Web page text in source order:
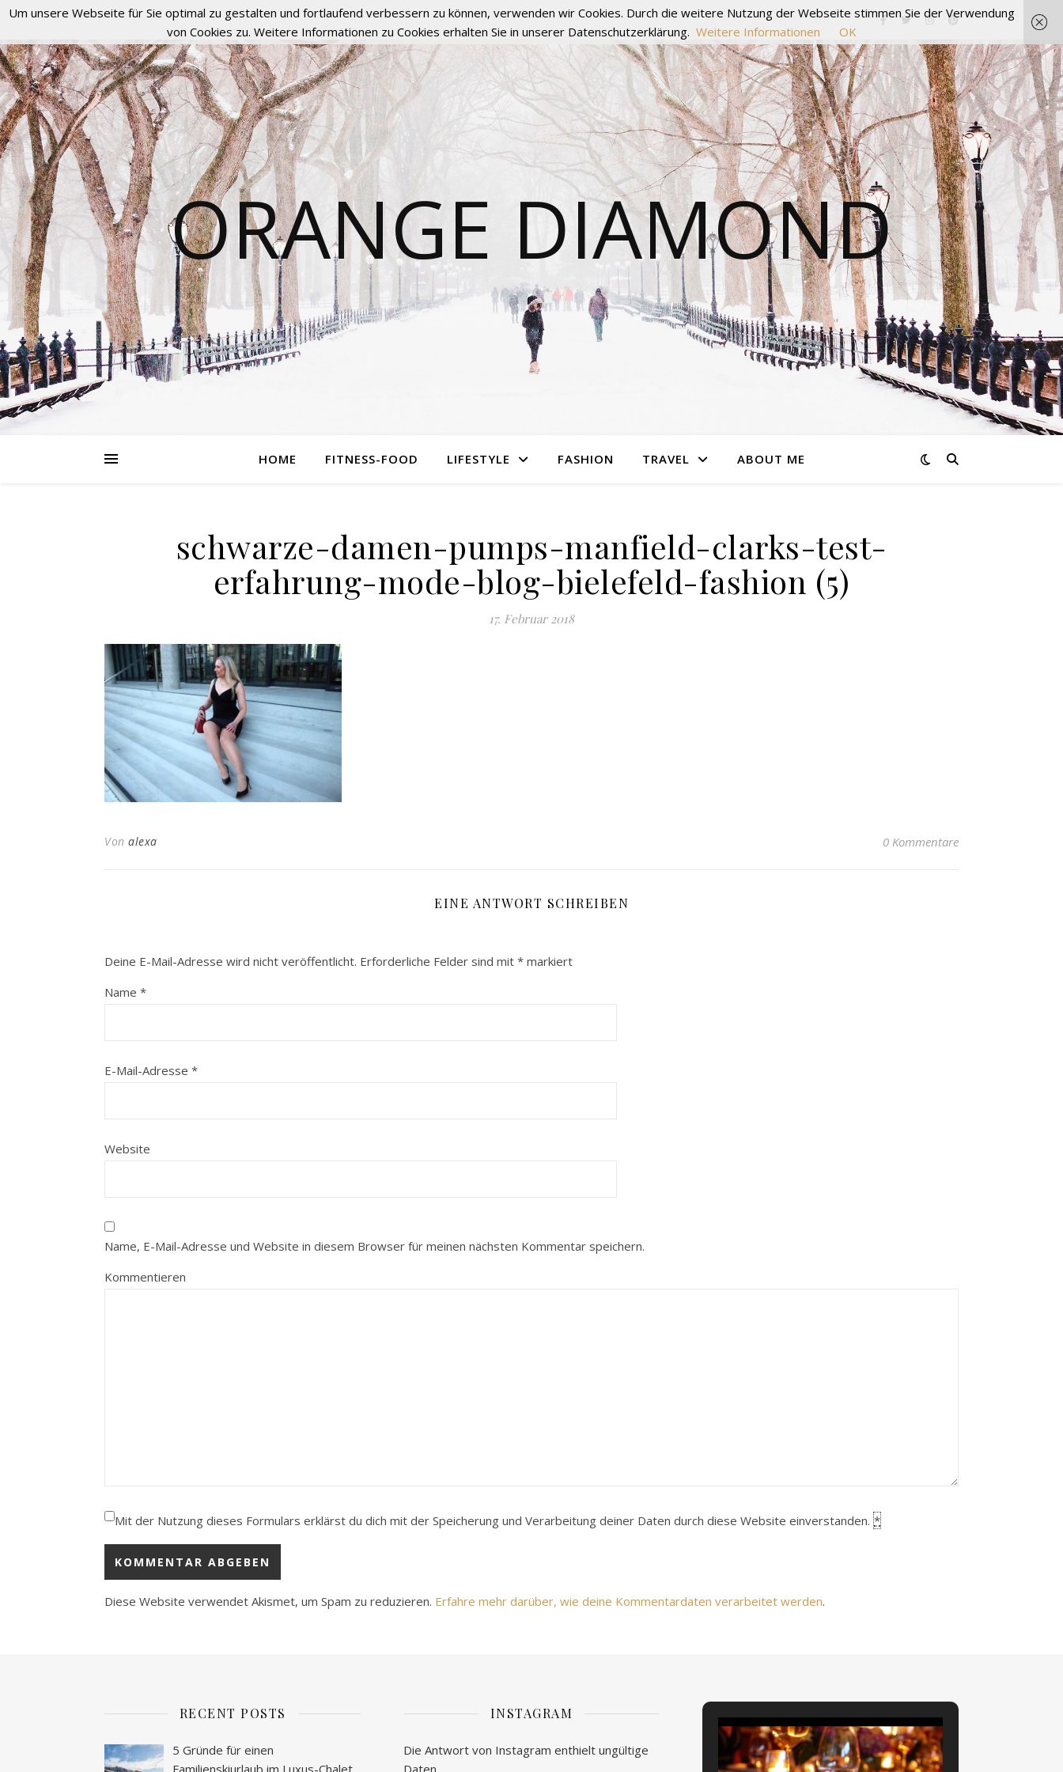
ORANGE DIAMOND
HOME FITNESS-FOOD LIFESTYLE FASHION TRAVEL ABOUT ME
schwarze-damen-pumps-manfield-clarks-test-
erfahrung-mode-blog-bielefeld-fashion (5)
17. Februar 2018
Von alexa 0 Kommentare
EINE ANTWORT SCHREIBEN
Deine E-Mail-Adresse wird nicht veröffentlicht. Erforderliche Felder sind mit * markiert
Name *
E-Mail-Adresse *
Website
Name, E-Mail-Adresse und Website in diesem Browser für meinen nächsten Kommentar speichern.
Kommentieren
Mit der Nutzung dieses Formulars erklärst du dich mit der Speicherung und Verarbeitung deiner Daten durch diese Website einverstanden. *
Diese Website verwendet Akismet, um Spam zu reduzieren. Erfahre mehr darüber, wie deine Kommentardaten verarbeitet werden.
RECENT POSTS
5 Gründe für einen
Familienskiurlaub im Luxus-Chalet
INSTAGRAM
Die Antwort von Instagram enthielt ungültige
Daten.
Um unsere Webseite für Sie optimal zu gestalten und fortlaufend verbessern zu können, verwenden wir Cookies. Durch die weitere Nutzung der Webseite stimmen Sie der Verwendung
von Cookies zu. Weitere Informationen zu Cookies erhalten Sie in unserer Datenschutzerklärung. Weitere Informationen OK